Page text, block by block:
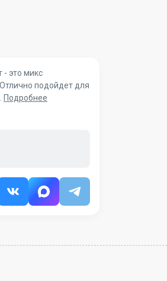
- это микс
подойдет для
Подробнее